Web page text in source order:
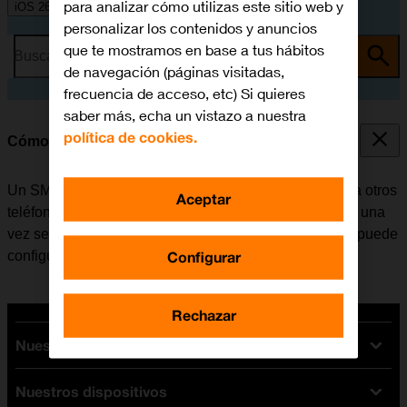
iOS 26
Busca por problema o tema
Cómo configurar el móvil para SMS
Un SMS es un mensaje de texto que se puede enviar a otros
teléfonos móviles. El móvil puede enviar y recibir SMS una
vez se ha insertado la tarjeta SIM. Si no es el caso, se puede
configurar el móvil para SMS de forma manual.
Nuestras tarifas
Tarifas Orange
Nuestros dispositivos
para analizar cómo utilizas este sitio web y
personalizar los contenidos y anuncios
que te mostramos en base a tus hábitos
de navegación (páginas visitadas,
frecuencia de acceso, etc) Si quieres
saber más, echa un vistazo a nuestra
política de cookies.
Configurar
Rechazar
Aceptar